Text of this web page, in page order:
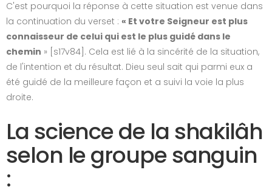
C'est pourquoi la réponse à cette situation est venue dans
la continuation du verset : « Et votre Seigneur est plus
connaisseur de celui qui est le plus guidé dans le
chemin » [s17v84]. Cela est lié à la sincérité de la situation,
de l'intention et du résultat. Dieu seul sait qui parmi eux a
été guidé de la meilleure façon et a suivi la voie la plus
droite.
La science de la shakilâh
selon le groupe sanguin
: